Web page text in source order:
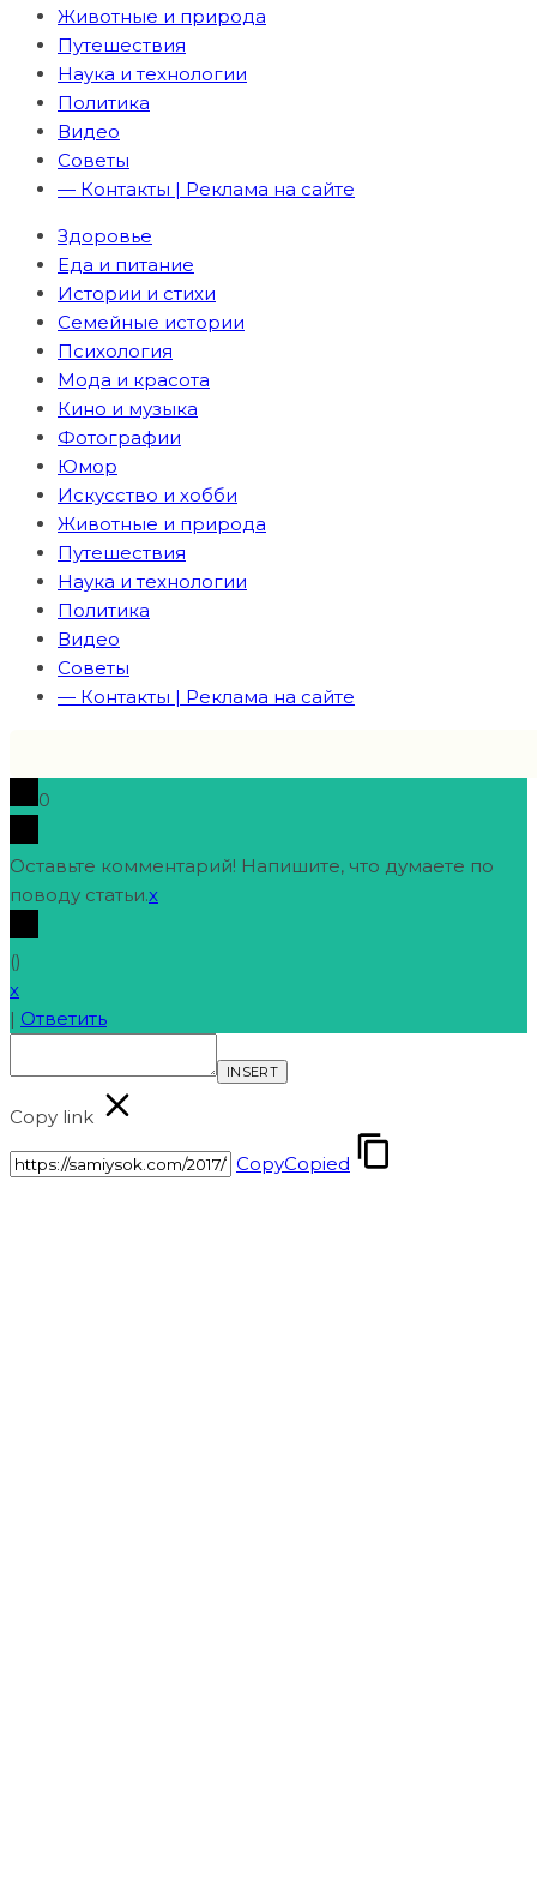
Животные и природа
Путешествия
Наука и технологии
Политика
Видео
Советы
— Контакты | Реклама на сайте
Здоровье
Еда и питание
Истории и стихи
Семейные истории
Психология
Мода и красота
Кино и музыка
Фотографии
Юмор
Искусство и хобби
Животные и природа
Путешествия
Наука и технологии
Политика
Видео
Советы
— Контакты | Реклама на сайте
0
Оставьте комментарий! Напишите, что думаете по
поводу статьи.x
()
x
| Ответить
INSERT
Copy link
CopyCopied